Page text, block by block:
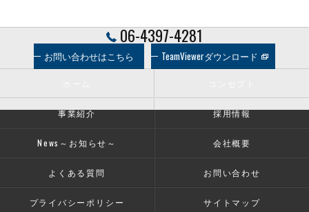
06-4397-4281
お問い合わせはこちら TeamViewerダウンロード
事業紹介 採用情報
News～お知らせ～ 会社概要
よくある質問 お問い合わせ
プライバシーポリシー サイトマップ